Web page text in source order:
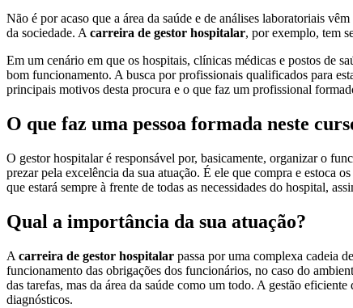
Não é por acaso que a área da saúde e de análises laboratoriais
da sociedade. Acarreira de gestor hospitalar, por exemplo, tem
Em um cenário em que os hospitais, clínicas médicas e postos de
bom funcionamento. A busca por profissionais qualificados para
principais motivos desta procura e o que faz um profissional
O que faz uma pessoa formada neste
O gestor hospitalar é responsável por, basicamente, organizar o
prezar pela excelência da sua atuação. É ele que compra e estoca
que estará sempre à frente de todas as necessidades do hospital,
Qual a importância da sua atuação?
A carreira de gestor hospitalar passa por uma complexa cadeia
funcionamento das obrigações dos funcionários, no caso do
das tarefas, mas da área da saúde como um todo. A gestão
diagnósticos.